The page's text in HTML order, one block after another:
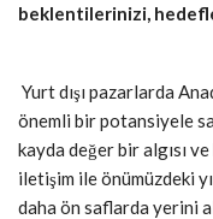
beklentilerinizi,
Yurt dışı pazarlarda
önemli bir potansiyele
kayda değer bir algısı
iletişim ile önümüzdeki
daha ön saflarda yerini